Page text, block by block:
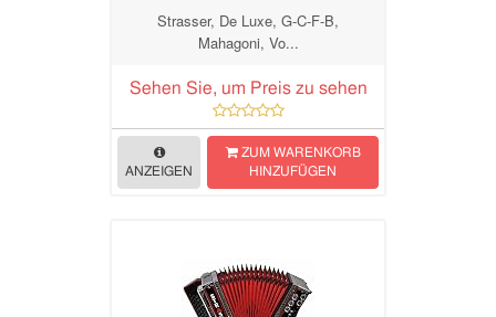
Strasser, De Luxe, G-C-F-B,
Mahagoni, Vo...
Sehen Sie, um Preis zu sehen
ANZEIGEN
ZUM WARENKORB
HINZUFÜGEN